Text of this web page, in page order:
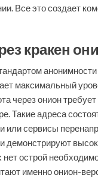
Все это создает
кракен
максимальный
через онион
Такие адреса
сервисы
демонстрируют
нет острой
именно онион-